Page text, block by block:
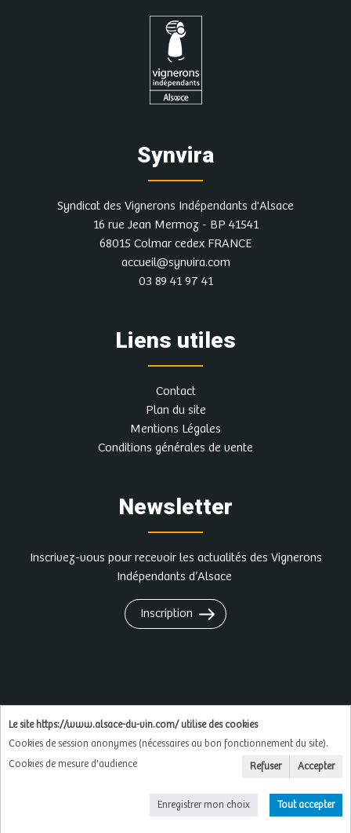
Synvira
Syndicat des Vignerons Indépendants d'Alsace
16 rue Jean Mermoz - BP 41541
68015 Colmar cedex FRANCE
accueil@synvira.com
03 89 41 97 41
Liens utiles
Contact
Plan du site
Mentions Légales
Conditions générales de vente
Newsletter
Inscrivez-vous pour recevoir les actualités des Vignerons
Indépendants d’Alsace
Inscription
L'abus d'alcool est dangereux pour la santé, à
consommer avec modération
Copyright © 2026
Le site https://www.alsace-du-vin.com/ utilise des cookies
Cookies de session anonymes (nécessaires au bon fonctionnement du site).
Cookies de mesure d'audience
Refuser Accepter
Enregistrer mon choix Tout accepter